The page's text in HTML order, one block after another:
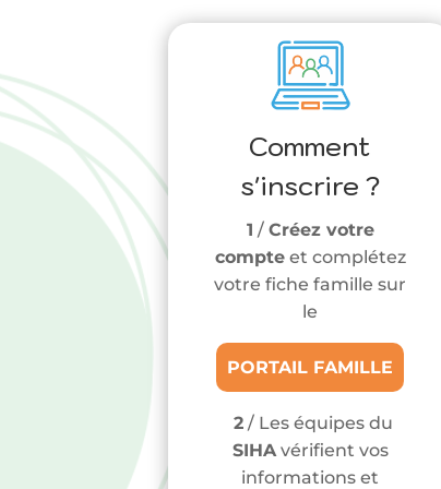
Comment
s'inscrire ?
1 / Créez votre
compteet complétez
votre fiche famille sur
le
PORTAIL FAMILLE
2/ Les équipes du
SIHAvérifient vos
informations et